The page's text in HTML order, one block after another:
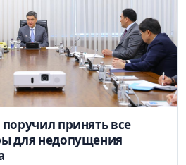
принять все
для недопущения